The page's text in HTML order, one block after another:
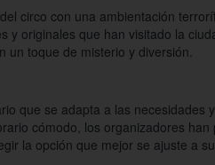
circo con una ambientación
y originales que han visitado la
un toque de misterio y diversión.
que se adapta a las
cómodo, los organizadores
la opción que mejor se ajuste a